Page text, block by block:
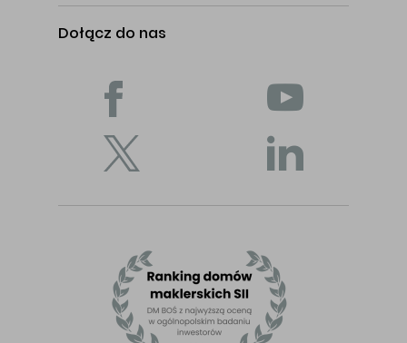
Dołącz do nas